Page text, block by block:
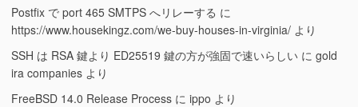
Postfix で port 465 SMTPS へリレーする に
https://www.housekingz.com/we-buy-houses-in-virginia/ より
SSH は RSA 鍵より ED25519 鍵の方が強固で速いらしい に gold
ira companies より
FreeBSD 14.0 Release Process に ippo より